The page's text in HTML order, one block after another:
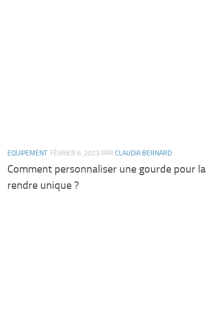
EQUIPEMENT FÉVRIER 6, 2023 PAR CLAUDIA BERNARD
Comment personnaliser une gourde pour la
rendre unique ?